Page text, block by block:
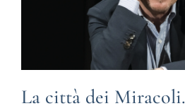
La città dei